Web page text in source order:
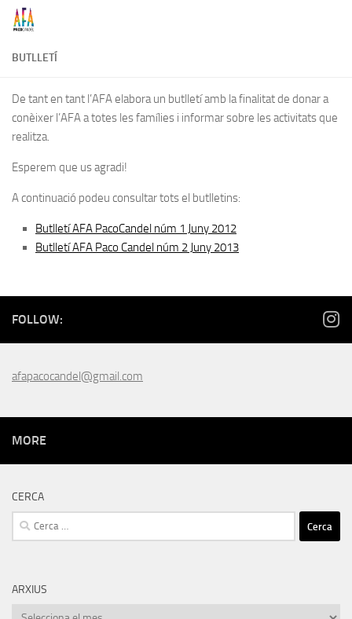
Skip to content
BUTLLETÍ
De tant en tant l’AFA elabora un butlletí amb la finalitat de donar a
conèixer l’AFA a totes les famílies i informar sobre les activitats que
realitza.
Esperem que us agradi!
A continuació podeu consultar tots el butlletins:
Butlletí AFA PacoCandel núm 1 Juny 2012
Butlletí AFA Paco Candel núm 2 Juny 2013
FOLLOW:
afapacocandel@gmail.com
MORE
CERCA
Cerca:
ARXIUS
Arxius